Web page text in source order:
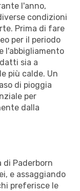
l'anno,
condizioni
Prima di fare
per il periodo
l'abbigliamento
sia a
più calde. Un
di pioggia
per
dalla
Paderborn
e assaggiando
preferisce le